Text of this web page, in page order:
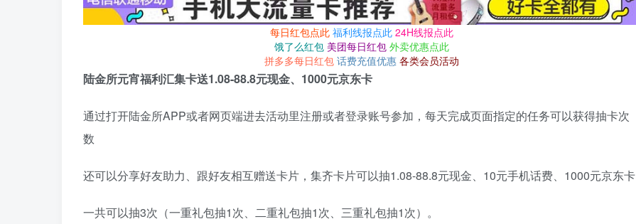
每日红包点此 福利线报点此 24H线报点此
饿了么红包 美团每日红包 外卖优惠点此
拼多多每日红包 话费充值优惠 各类会员活动
陆金所元宵福利汇集卡送1.08-88.8元现金、1000元京东卡
通过打开陆金所APP或者网页端进去活动里注册或者登录账号参加，每天完成页面指定的任务可以获得抽卡次
数
还可以分享好友助力、跟好友相互赠送卡片，集齐卡片可以抽1.08-88.8元现金、10元手机话费、1000元京东卡
一共可以抽3次（一重礼包抽1次、二重礼包抽1次、三重礼包抽1次）。